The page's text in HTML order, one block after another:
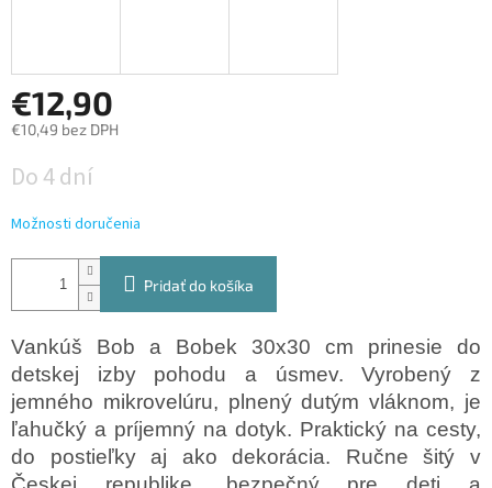
€12,90
€10,49 bez DPH
cena:
Do 4 dní
Možnosti doručenia
Pridať do košíka
Vankúš Bob a Bobek 30x30 cm prinesie do
detskej izby pohodu a úsmev. Vyrobený z
jemného mikrovelúru, plnený dutým vláknom, je
ľahučký a príjemný na dotyk. Praktický na cesty,
do postieľky aj ako dekorácia. Ručne šitý v